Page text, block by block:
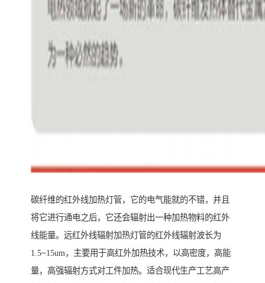
碳纤维的红外线加热灯管，它的电气能就的不错，并且
将它进行通电之后，它还会辐射出一种加热物料的红外
线能量。远红外线辐射加热灯管的红外线辐射波长为
1.5~15um，主要用于高红外加热技术，以高密度，高能
量，高强辐射方式对工件加热。适合现代生产工艺高产